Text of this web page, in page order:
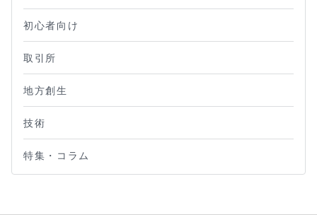
初心者向け
取引所
地方創生
技術
特集・コラム